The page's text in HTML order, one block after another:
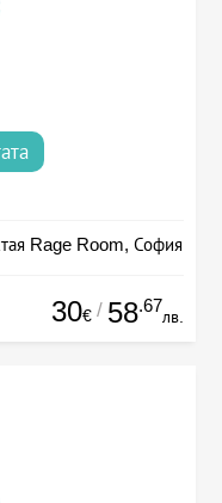
Rage Room, София
30€ / 58.67
лв.